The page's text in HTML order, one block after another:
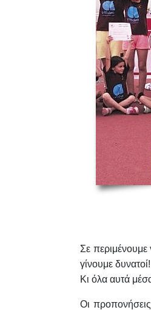
Σε
γίνουμε δυνατοί!
Κι όλα αυτά
Οι